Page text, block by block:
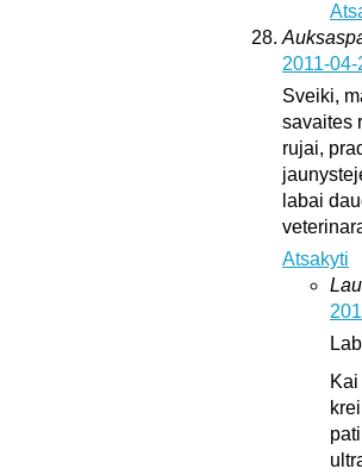
2011-
Sveiki,
savaites
rujai,
labai
Atsakyti